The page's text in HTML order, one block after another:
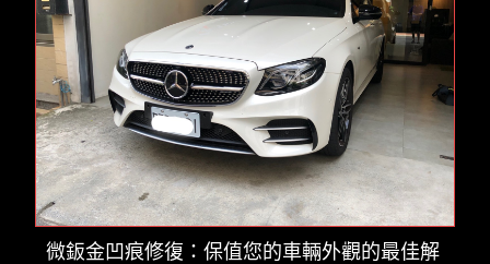
微鈑金凹痕修復：保值您的車輛外觀的最佳解